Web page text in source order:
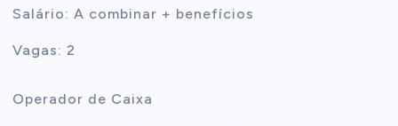
Salário: A combinar + benefícios
Vagas: 2
Operador de Caixa